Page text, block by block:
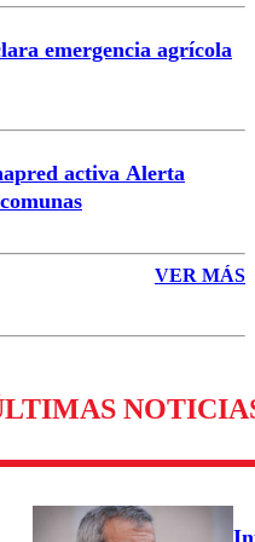
emergencia agrícola
activa Alerta
VER MÁS